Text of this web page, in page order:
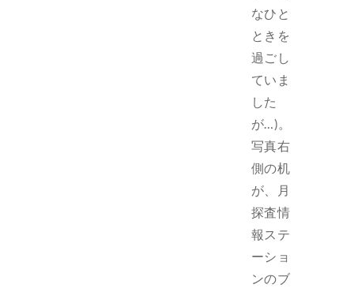
なひと
ときを
過ごし
ていま
した
が…)。
写真右
側の机
が、月
探査情
報ステ
ーショ
ンのブ